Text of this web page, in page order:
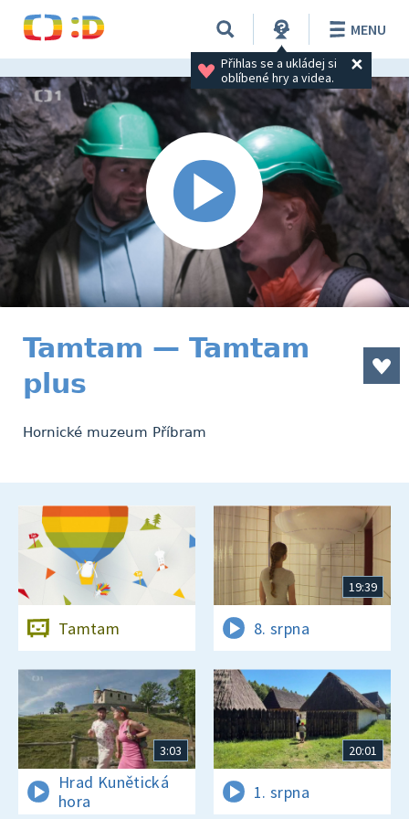
Přihlas se a ukládej si
oblíbené hry a videa.
MENU
Tamtam — Tamtam
plus
Hornické muzeum Příbram
Tamtam
19:39
8. srpna
3:03
Hrad Kunětická
hora
20:01
1. srpna